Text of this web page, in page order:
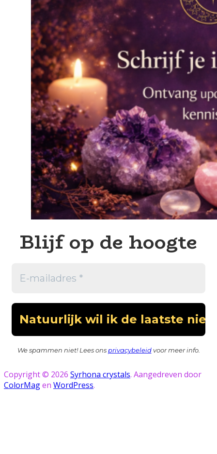
Blijf op de hoogte
We spammen niet! Lees ons privacybeleidvoor meer info.
Copyright © 2026 Syrhona crystals. Aangedreven door
ColorMagen WordPress.